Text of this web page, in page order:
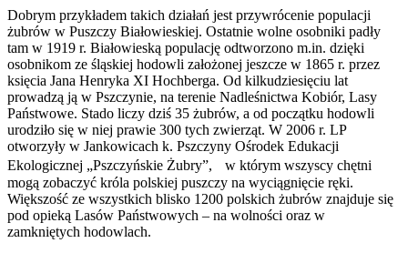
Dobrym przykładem takich działań jest przywrócenie populacji
żubrów w Puszczy Białowieskiej. Ostatnie wolne osobniki padły
tam w 1919 r. Białowieską populację odtworzono m.in. dzięki
osobnikom ze śląskiej hodowli założonej jeszcze w 1865 r. przez
księcia Jana Henryka XI Hochberga. Od kilkudziesięciu lat
prowadzą ją w Pszczynie, na terenie Nadleśnictwa Kobiór, Lasy
Państwowe. Stado liczy dziś 35 żubrów, a od początku hodowli
urodziło się w niej prawie 300 tych zwierząt. W 2006 r. LP
otworzyły w Jankowicach k. Pszczyny Ośrodek Edukacji
Ekologicznej „Pszczyńskie Żubry”, w którym wszyscy chętni
mogą zobaczyć króla polskiej puszczy na wyciągnięcie ręki.
Większość ze wszystkich blisko 1200 polskich żubrów znajduje się
pod opieką Lasów Państwowych – na wolności oraz w
zamkniętych hodowlach.